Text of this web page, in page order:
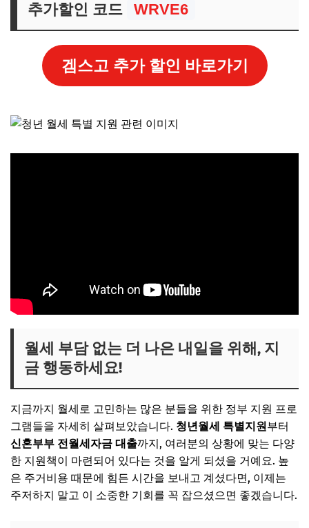
추가할인 코드 WRVE6
겜스고 추가 할인 바로가기
월세 부담 없는 더 나은 내일을 위해, 지
금 행동하세요!
지금까지 월세로 고민하는 많은 분들을 위한 정부 지원 프로
그램들을 자세히 살펴보았습니다. 청년월세 특별지원부터
신혼부부 전월세자금 대출까지, 여러분의 상황에 맞는 다양
한 지원책이 마련되어 있다는 것을 알게 되셨을 거예요. 높
은 주거비용 때문에 힘든 시간을 보내고 계셨다면, 이제는
주저하지 말고 이 소중한 기회를 꼭 잡으셨으면 좋겠습니다.